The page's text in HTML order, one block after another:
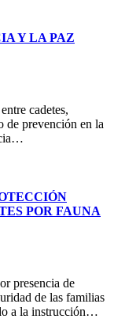
Y LA PAZ
cadetes,
de prevención en la
POR FAUNA
presencia de
de las familias
a la instrucción…